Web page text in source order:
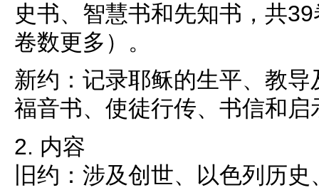
史书、智慧书和先知书，共
卷数更多）。
新约：记录耶稣的生平、教
福音书、使徒行传、书信和
2. 内容
旧约：涉及创世、以色列历